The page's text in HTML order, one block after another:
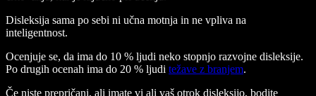
Disleksija sama po sebi ni učna motnja in ne vpliva na
inteligentnost.
Ocenjuje se, da ima do 10 % ljudi neko stopnjo razvojne disleksije.
Po drugih ocenah ima do 20 % ljudi težave z branjem.
Če niste prepričani, ali imate vi ali vaš otrok disleksijo, bodite